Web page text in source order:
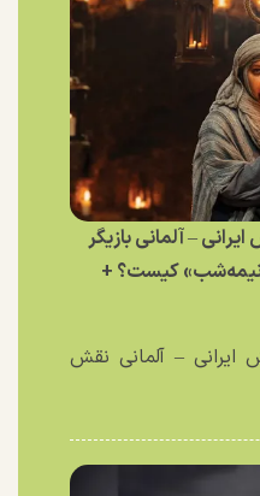
– آلمانی بازیگر
نیمه‌شب» کیست؟ +
ایرانی – آلمانی نقش